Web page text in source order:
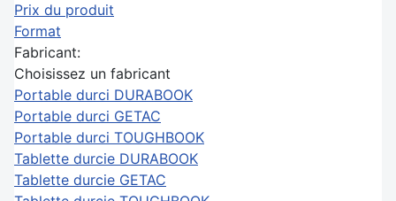
Prix du produit
Format
Fabricant:
Choisissez un fabricant
Portable durci DURABOOK
Portable durci GETAC
Portable durci TOUGHBOOK
Tablette durcie DURABOOK
Tablette durcie GETAC